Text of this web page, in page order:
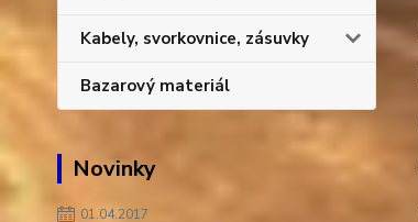
Kabely, svorkovnice, zásuvky
Bazarový materiál
Novinky
01.04.2017